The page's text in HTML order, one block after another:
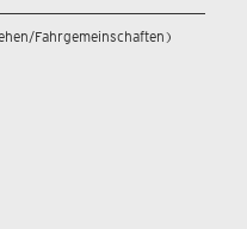
Fahrgemeinschaften)